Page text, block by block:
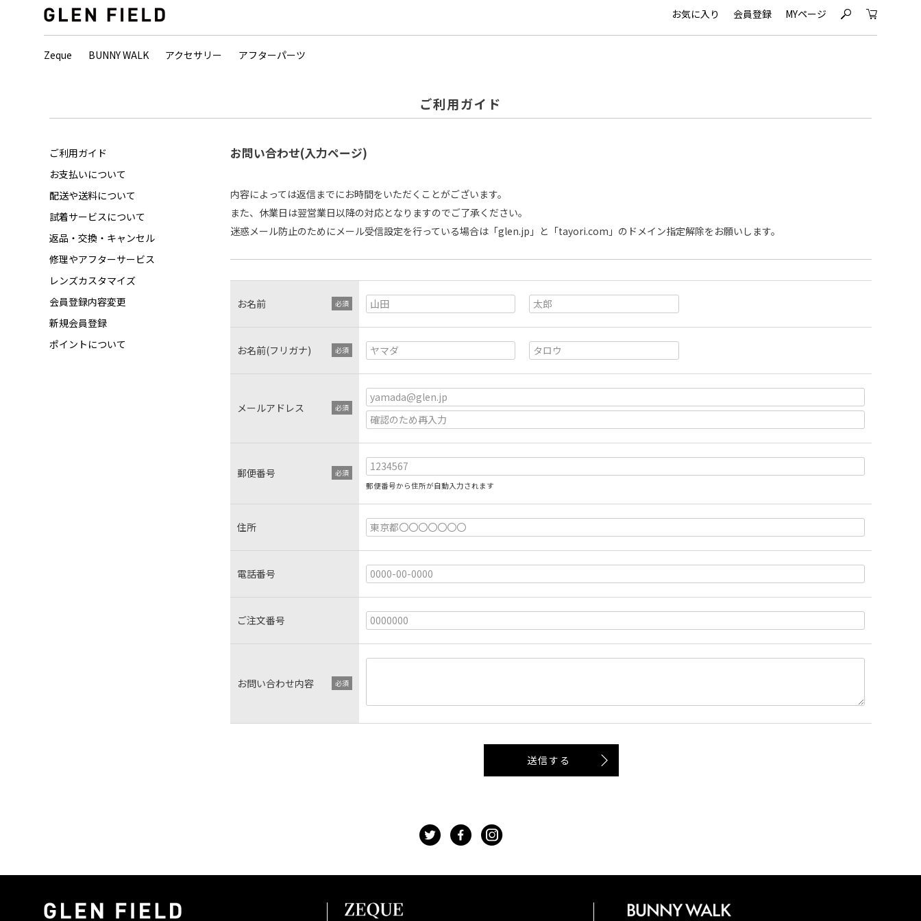
お気に入り 会員登録 MYページ s c
Zeque BUNNY WALK アクセサリー アフターパーツ
ご利用ガイド
ご利用ガイド
お支払いについて
配送や送料について
試着サービスについて
返品・交換・キャンセル
修理やアフターサービス
レンズカスタマイズ
会員登録内容変更
新規会員登録
ポイントについて
お問い合わせ(入力ページ)
内容によっては返信までにお時間をいただくことがございます。
また、休業日は翌営業日以降の対応となりますのでご了承ください。
迷惑メール防止のためにメール受信設定を行っている場合は「glen.jp」と「tayori.com」のドメイン指定解除をお願いします。
お名前
お名前(フリガナ)
メールアドレス
郵便番号
郵便番号から住所が自動入力されます
住所
電話番号
ご注文番号
お問い合わせ内容
送信する
t f g